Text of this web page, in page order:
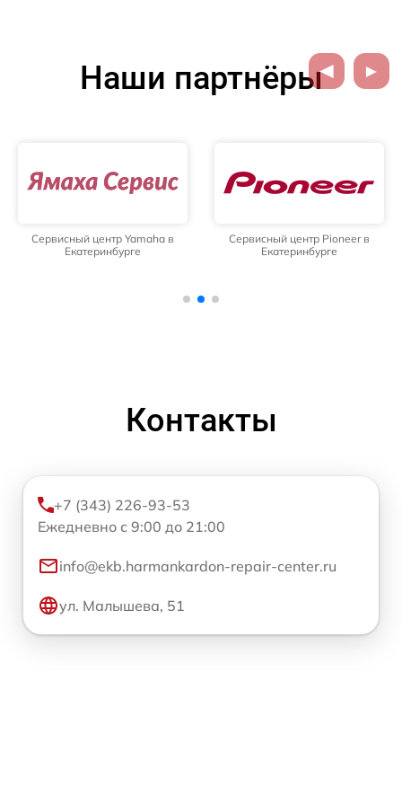
Наши партнёры
Сервисный центр Yamaha в
Екатеринбурге
Сервисный центр Pioneer в
Екатеринбурге
Контакты
+7 (343) 226-93-53
Ежедневно с 9:00 до 21:00
info@ekb.harmankardon-repair-center.ru
ул. Малышева, 51